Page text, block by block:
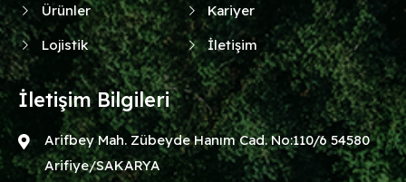
Ürünler
Lojistik
Kariyer
İletişim
İletişim Bilgileri
Arifbey Mah. Zübeyde Hanım Cad. No:110/6 54580
Arifiye/SAKARYA